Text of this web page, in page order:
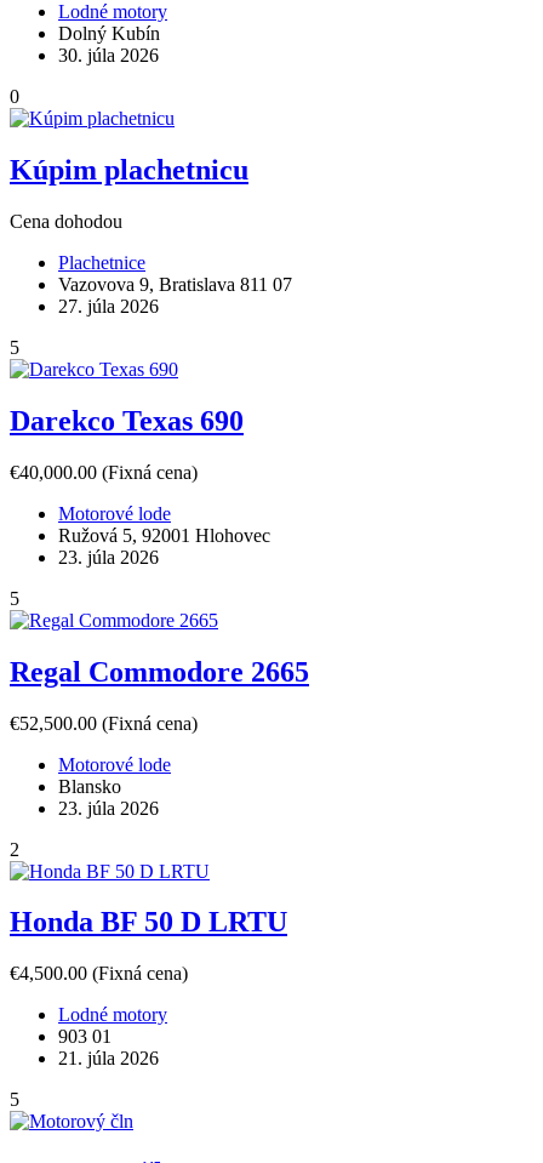
Lodné motory
Dolný Kubín
30. júla 2026
0
Kúpim plachetnicu
Cena dohodou
Plachetnice
Vazovova 9, Bratislava 811 07
27. júla 2026
5
Darekco Texas 690
€40,000.00 (Fixná cena)
Motorové lode
Ružová 5, 92001 Hlohovec
23. júla 2026
5
Regal Commodore 2665
€52,500.00 (Fixná cena)
Motorové lode
Blansko
23. júla 2026
2
Honda BF 50 D LRTU
€4,500.00 (Fixná cena)
Lodné motory
903 01
21. júla 2026
5